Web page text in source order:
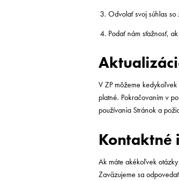
Odvolať svoj súhlas
Podať nám sťažnosť,
V ZP môžeme
platné. Pokračovaním v
používania Stránok a
Kontaktné
Ak máte akékoľvek
Zaväzujeme sa